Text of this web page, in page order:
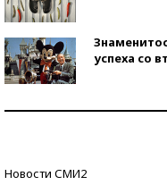
успеха со
Новости СМИ2